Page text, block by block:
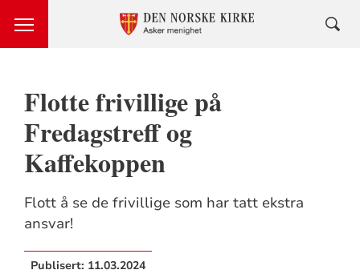
Flotte frivillige på
Fredagstreff og
Kaffekoppen
Flott å se de frivillige som har tatt ekstra
ansvar!
Publisert: 11.03.2024